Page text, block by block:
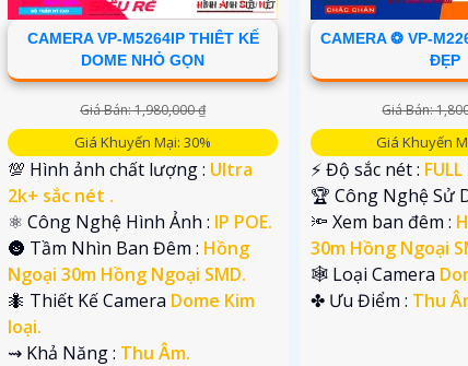
CAMERA VP-M5264IP THIÊT KẾ
DOME NHỎ GỌN
Giá Bán: 1,980,000 ₫
Giá Khuyến Mại: 30%
💯 Hình ảnh chất lượng : Ultra
2k+ sắc nét .
⚛️ Công Nghệ Hình Ảnh : IP POE.
🌚 Tầm Nhìn Ban Đêm : Hồng
Ngoại 30m Hồng Ngoại SMD.
🐜 Thiết Kế Camera Dome Kim
loại.
️⇝ Khả Năng : Thu Âm.
CAMERA ❂ VP-
ĐẸP
Giá Bán:
Giá Khuyến
️⚡ Độ sắc nét :
🏆 Công Nghệ Sử
🔦 Xem ban đêm :
30m Hồng Ngoại
🕸️ Loại Camera
️✤ Ưu Điểm : Thu